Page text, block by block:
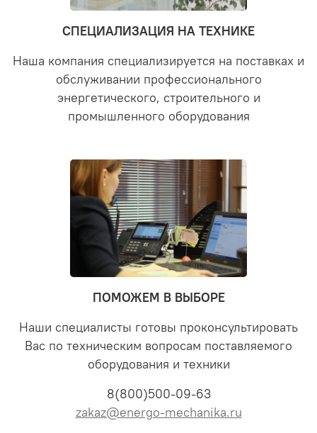
СПЕЦИАЛИЗАЦИЯ НА ТЕХНИКЕ
Наша компания специализируется на поставках и
обслуживании профессионального
энергетического, строительного и
промышленного оборудования
ПОМОЖЕМ В ВЫБОРЕ
Наши специалисты готовы проконсультировать
Вас по техническим вопросам поставляемого
оборудования и техники
8(800)500-09-63
zakaz@energo-mechanika.ru